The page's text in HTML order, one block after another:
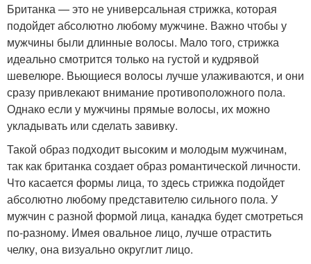
Британка — это не универсальная стрижка, которая
подойдет абсолютно любому мужчине. Важно чтобы у
мужчины были длинные волосы. Мало того, стрижка
идеально смотрится только на густой и кудрявой
шевелюре. Вьющиеся волосы лучше улаживаются, и они
сразу привлекают внимание противоположного пола.
Однако если у мужчины прямые волосы, их можно
укладывать или сделать завивку.
Такой образ подходит высоким и молодым мужчинам,
так как британка создает образ романтической личности.
Что касается формы лица, то здесь стрижка подойдет
абсолютно любому представителю сильного пола. У
мужчин с разной формой лица, канадка будет смотреться
по-разному. Имея овальное лицо, лучше отрастить
челку, она визуально округлит лицо.